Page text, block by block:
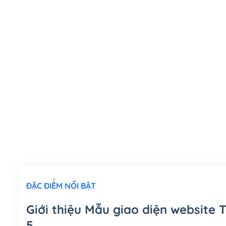
ĐẶC ĐIỂM NỔI BẬT
Giới thiệu Mẫu giao diện website